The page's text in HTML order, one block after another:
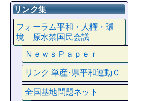
リンク集
フォーラム平和・人権・環
境 原水禁国民会議
ＮｅｗｓＰａｐｅｒ
リンク 単産･県平和運動Ｃ
全国基地問題ネット